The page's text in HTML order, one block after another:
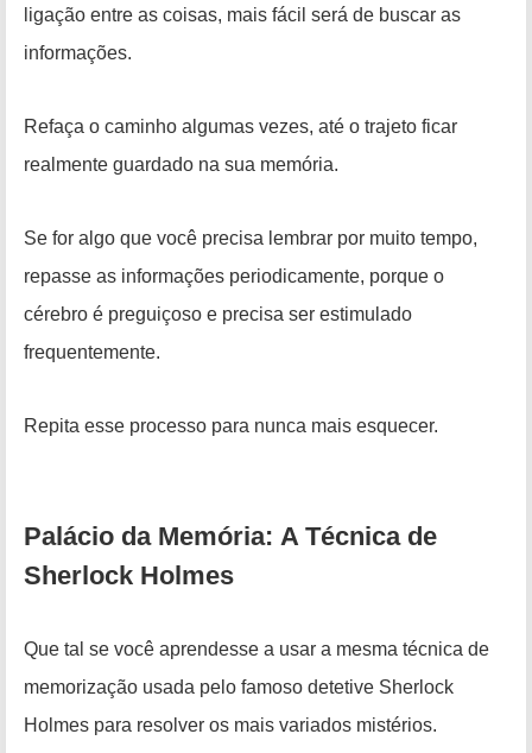
ligação entre as coisas, mais fácil será de buscar as
informações.
Refaça o caminho algumas vezes, até o trajeto ficar
realmente guardado na sua memória.
Se for algo que você precisa lembrar por muito tempo,
repasse as informações periodicamente, porque o
cérebro é preguiçoso e precisa ser estimulado
frequentemente.
Repita esse processo para nunca mais esquecer.
Palácio da Memória: A Técnica de
Sherlock Holmes
Que tal se você aprendesse a usar a mesma técnica de
memorização usada pelo famoso detetive Sherlock
Holmes para resolver os mais variados mistérios.